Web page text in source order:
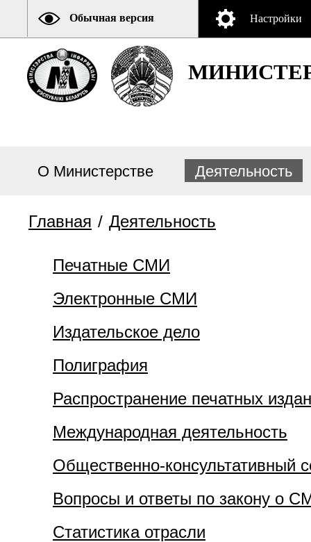
Обычная версия Настройки
О Министерстве Деятельность
Главная / Деятельность
Печатные СМИ
Электронные СМИ
Издательское дело
Полиграфия
Распространение печатных
Международная деятельность
Общественно-консультативный
Вопросы и ответы по закону о
Статистика отрасли